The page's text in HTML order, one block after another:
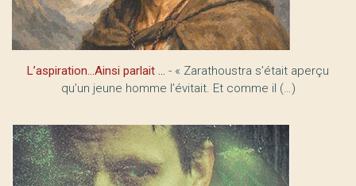
L’aspiration...Ainsi parlait ... - « Zarathoustra s’était aperçu
qu’un jeune homme l’évitait. Et comme il (…)